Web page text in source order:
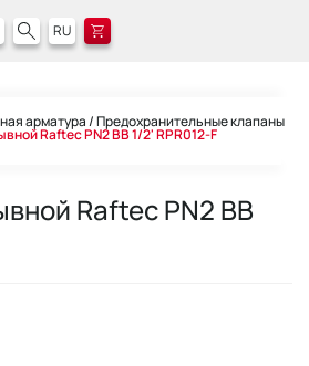
RU
арматура Предохранительные клапаны
Raftec PN2 ВВ 1/2' RPR012-F
Raftec PN2 ВВ